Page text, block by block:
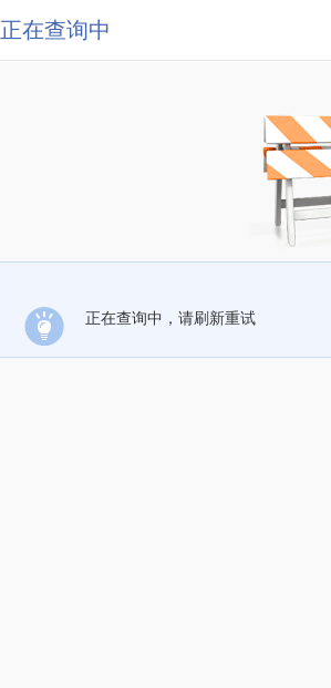
正在查询中
正在查询中，请刷新重试